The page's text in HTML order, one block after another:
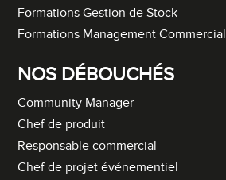
Formations Gestion de Stock
Formations Management Commercial
NOS DÉBOUCHÉS
Community Manager
Chef de produit
Responsable commercial
Chef de projet événementiel